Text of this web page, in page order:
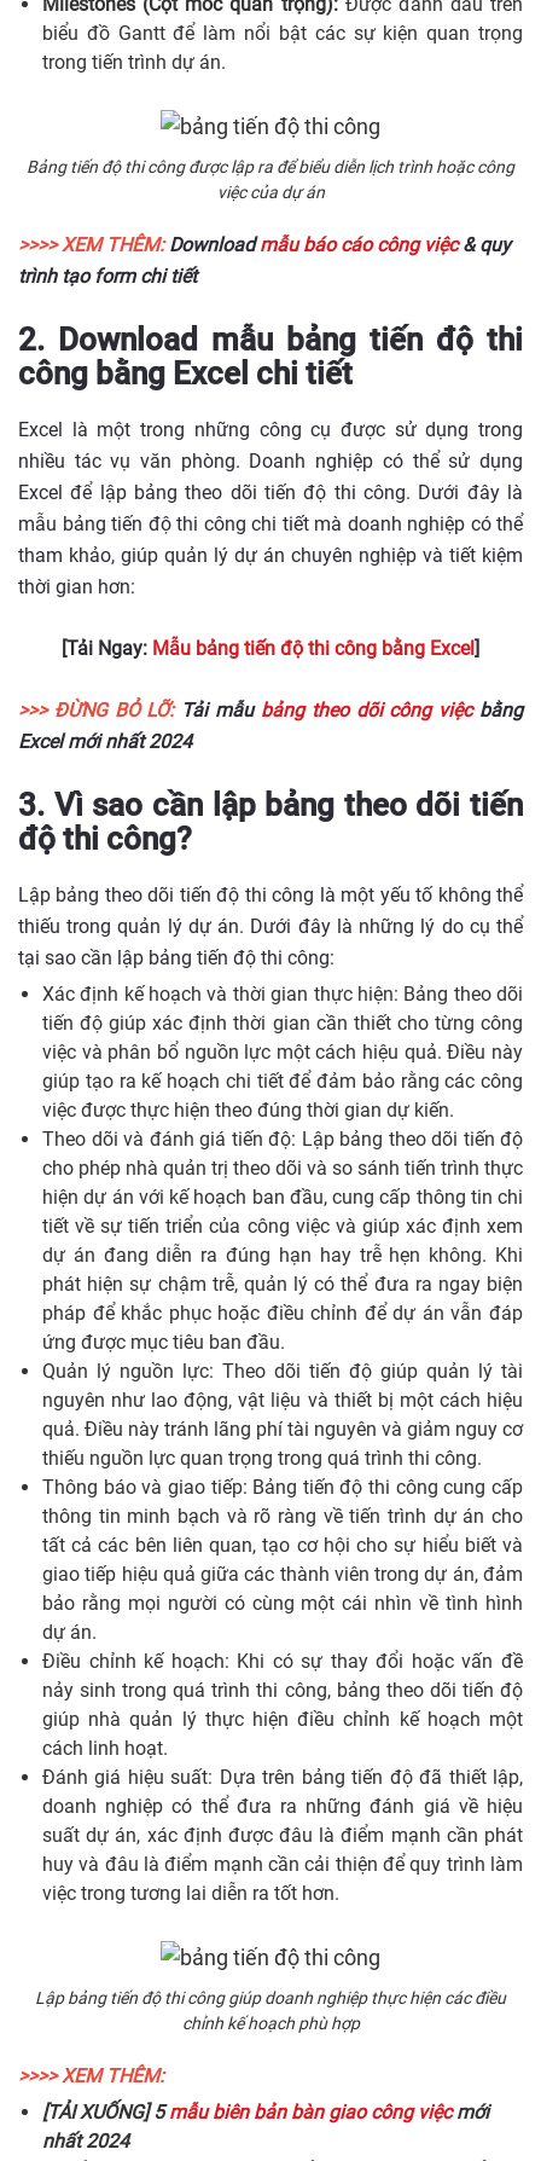
biểu đồ Gantt để làm nổi bật các sự kiện quan trọng
trong tiến trình dự án.
Bảng tiến độ thi công được lập ra để biểu diễn lịch trình hoặc công
việc của dự án
>>>> XEM THÊM:Downloadmẫu báo cáo công việc& quy
trình tạo form chi tiết
2. Download mẫu bảng tiến độ thi
công bằng Excel chi tiết
Excel là một trong những công cụ được sử dụng trong
nhiều tác vụ văn phòng. Doanh nghiệp có thể sử dụng
Excel để lập bảng theo dõi tiến độ thi công. Dưới đây là
mẫu bảng tiến độ thi công chi tiết mà doanh nghiệp có thể
tham khảo, giúp quản lý dự án chuyên nghiệp và tiết kiệm
thời gian hơn:
[Tải Ngay: Mẫu bảng tiến độ thi công bằng Excel]
>>> ĐỪNG BỎ LỠ:Tải mẫu bảng theo dõi công việcbằng
Excel mới nhất 2024
3. Vì sao cần lập bảng theo dõi tiến
độ thi công?
Lập bảng theo dõi tiến độ thi công là một yếu tố không thể
thiếu trong quản lý dự án. Dưới đây là những lý do cụ thể
tại sao cần lập bảng tiến độ thi công:
Xác định kế hoạch và thời gian thực hiện: Bảng theo dõi
tiến độ giúp xác định thời gian cần thiết cho từng công
việc và phân bổ nguồn lực một cách hiệu quả. Điều này
giúp tạo ra kế hoạch chi tiết để đảm bảo rằng các công
việc được thực hiện theo đúng thời gian dự kiến.
Theo dõi và đánh giá tiến độ: Lập bảng theo dõi tiến độ
cho phép nhà quản trị theo dõi và so sánh tiến trình thực
hiện dự án với kế hoạch ban đầu, cung cấp thông tin chi
tiết về sự tiến triển của công việc và giúp xác định xem
dự án đang diễn ra đúng hạn hay trễ hẹn không. Khi
phát hiện sự chậm trễ, quản lý có thể đưa ra ngay biện
pháp để khắc phục hoặc điều chỉnh để dự án vẫn đáp
ứng được mục tiêu ban đầu.
Quản lý nguồn lực: Theo dõi tiến độ giúp quản lý tài
nguyên như lao động, vật liệu và thiết bị một cách hiệu
quả. Điều này tránh lãng phí tài nguyên và giảm nguy cơ
thiếu nguồn lực quan trọng trong quá trình thi công.
Thông báo và giao tiếp: Bảng tiến độ thi công cung cấp
thông tin minh bạch và rõ ràng về tiến trình dự án cho
tất cả các bên liên quan, tạo cơ hội cho sự hiểu biết và
giao tiếp hiệu quả giữa các thành viên trong dự án, đảm
bảo rằng mọi người có cùng một cái nhìn về tình hình
dự án.
Điều chỉnh kế hoạch: Khi có sự thay đổi hoặc vấn đề
nảy sinh trong quá trình thi công, bảng theo dõi tiến độ
giúp nhà quản lý thực hiện điều chỉnh kế hoạch một
cách linh hoạt.
Đánh giá hiệu suất: Dựa trên bảng tiến độ đã thiết lập,
doanh nghiệp có thể đưa ra những đánh giá về hiệu
suất dự án, xác định được đâu là điểm mạnh cần phát
huy và đâu là điểm mạnh cần cải thiện để quy trình làm
việc trong tương lai diễn ra tốt hơn.
Lập bảng tiến độ thi công giúp doanh nghiệp thực hiện các điều
chỉnh kế hoạch phù hợp
>>>> XEM THÊM:
[TẢI XUỐNG] 5mẫu biên bản bàn giao công việcmới
nhất 2024